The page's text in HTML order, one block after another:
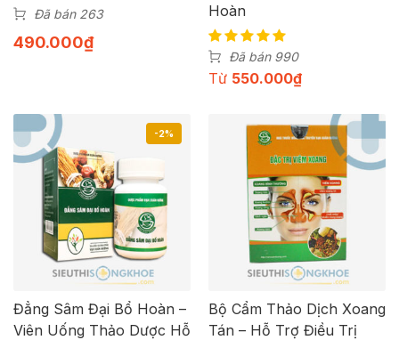
Đã bán 263
490.000₫
Hoàn
Đã bán 990
Từ 550.000₫
-2%
Đẳng Sâm Đại Bổ Hoàn –
Viên Uống Thảo Dược Hỗ
Bộ Cẩm Thảo Dịch Xoang
Tán – Hỗ Trợ Điều Trị